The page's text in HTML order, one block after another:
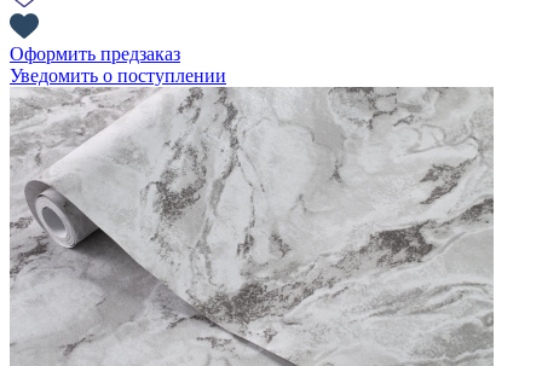
Оформить предзаказ
Уведомить о поступлении